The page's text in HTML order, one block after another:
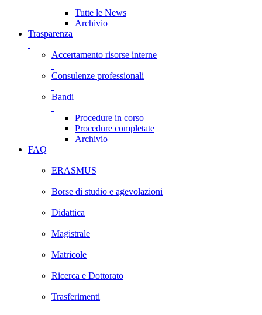
Tutte le News
Archivio
Trasparenza
Accertamento risorse interne
Consulenze professionali
Bandi
Procedure in corso
Procedure completate
Archivio
FAQ
ERASMUS
Borse di studio e agevolazioni
Didattica
Magistrale
Matricole
Ricerca e Dottorato
Trasferimenti